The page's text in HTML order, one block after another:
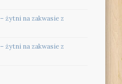
żytni na zakwasie z
żytni na zakwasie z